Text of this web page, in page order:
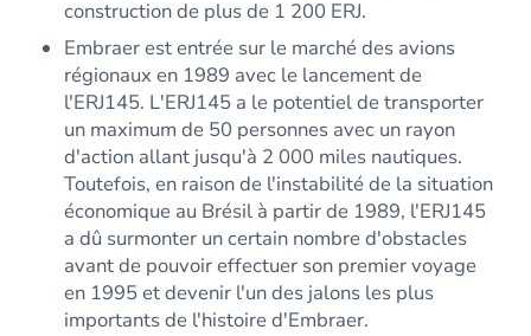
construction de plus de 1 200 ERJ.
Embraer est entrée sur le marché des avions
régionaux en 1989 avec le lancement de
l'ERJ145. L'ERJ145 a le potentiel de transporter
un maximum de 50 personnes avec un rayon
d'action allant jusqu'à 2 000 miles nautiques.
Toutefois, en raison de l'instabilité de la situation
économique au Brésil à partir de 1989, l'ERJ145
a dû surmonter un certain nombre d'obstacles
avant de pouvoir effectuer son premier voyage
en 1995 et devenir l'un des jalons les plus
importants de l'histoire d'Embraer.